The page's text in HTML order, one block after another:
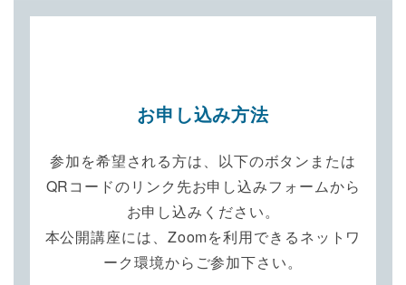
お申し込み方法
参加を希望される方は、以下のボタンまたは
QRコードのリンク先お申し込みフォームから
お申し込みください。
本公開講座には、Zoomを利用できるネットワ
ーク環境からご参加下さい。